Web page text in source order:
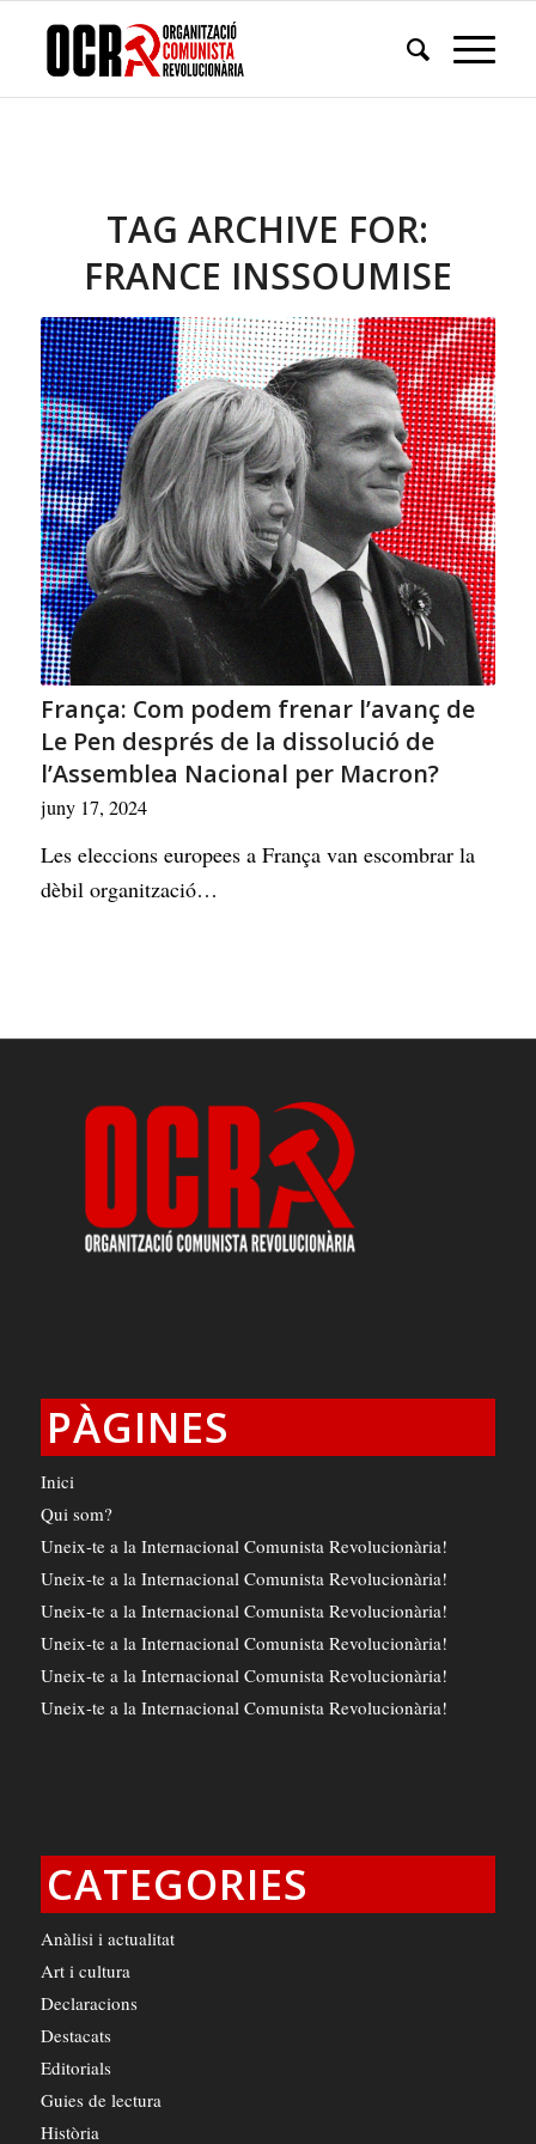
TAG ARCHIVE FOR:
FRANCE INSSOUMISE
França: Com podem frenar l’avanç de
Le Pen després de la dissolució de
l’Assemblea Nacional per Macron?
juny 17, 2024
Les eleccions europees a França van escombrar la
dèbil organització…
PÀGINES
Inici
Qui som?
Uneix-te a la Internacional Comunista Revolucionària!
Uneix-te a la Internacional Comunista Revolucionària!
Uneix-te a la Internacional Comunista Revolucionària!
Uneix-te a la Internacional Comunista Revolucionària!
Uneix-te a la Internacional Comunista Revolucionària!
Uneix-te a la Internacional Comunista Revolucionària!
CATEGORIES
Anàlisi i actualitat
Art i cultura
Declaracions
Destacats
Editorials
Guies de lectura
Història